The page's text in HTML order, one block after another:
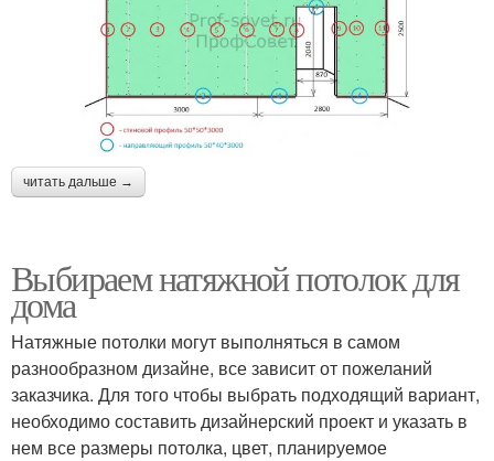
читать дальше →
Выбираем натяжной потолок для
дома
Натяжные потолки могут выполняться в самом
разнообразном дизайне, все зависит от пожеланий
заказчика. Для того чтобы выбрать подходящий вариант,
необходимо составить дизайнерский проект и указать в
нем все размеры потолка, цвет, планируемое